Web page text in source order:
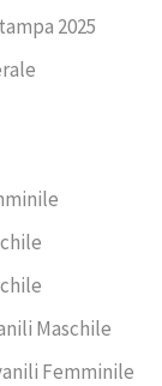
2025
Maschile
Femminile